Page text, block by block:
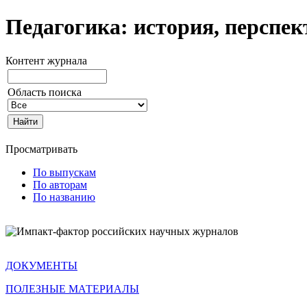
Педагогика: история,
Контент журнала
Область поиска
Просматривать
По выпускам
По авторам
По названию
ДОКУМЕНТЫ
ПОЛЕЗНЫЕ МАТЕРИАЛЫ